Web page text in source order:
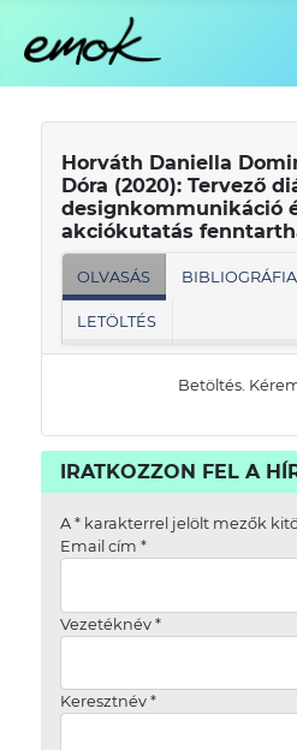
Horváth Daniella
Dóra (2020): Tervező
designkommunikáció
akciókutatás
OLVASÁS
LETÖLTÉS
Betöltés.
IRATKOZZON FEL A
A *karakterrel jelölt mezők
Email cím *
Vezetéknév *
Keresztnév *